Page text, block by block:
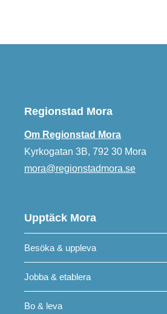
Regionstad Mora
Om Regionstad Mora
Kyrkogatan 3B, 792 30 Mora
mora@regionstadmora.se
Upptäck Mora
Besöka & uppleva
Jobba & etablera
Bo & leva